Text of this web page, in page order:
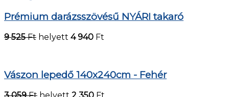
Prémium darázsszövésű NYÁRI takaró
9 525 Ft helyett 4 940 Ft
Vászon lepedő 140x240cm - Fehér